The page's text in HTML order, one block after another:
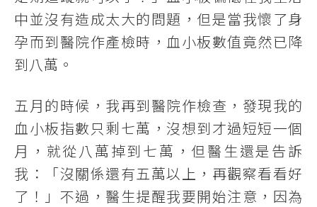
中並沒有造成太大的問題，但是當我懷了身
孕而到醫院作產檢時，血小板數值竟然已降
到八萬。
五月的時候，我再到醫院作檢查，發現我的
血小板指數只剩七萬，沒想到才過短短一個
月，就從八萬掉到七萬，但醫生還是告訴
我：「沒關係還有五萬以上，再觀察看看好
了！」不過，醫生提醒我要開始注意，因為